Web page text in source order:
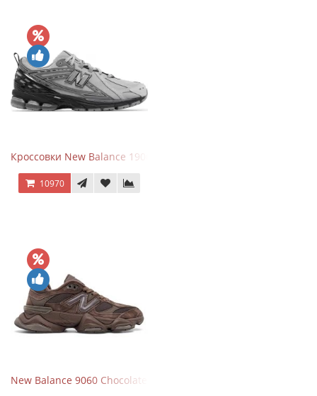
Кроссовки New Balance 1906R Brighton Grey
10970
New Balance 9060 Chocolate Brown